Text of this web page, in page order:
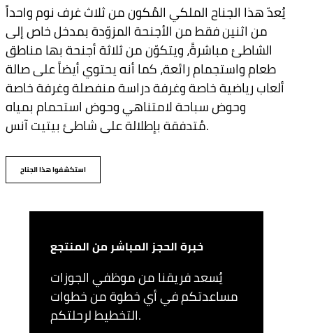
يُعدّ هذا الجناح الملكي المُكون من ثلاث غرف نوم واحداً
من اثنين فقط من الأجنحة المزوّدة بمدخل خاص إلى
الشاطئ مباشرةً، ويتكوّن من ثلاثة أجنحة بها مناطق
طعام واستجمام رائعة، كما أنه يحتوي أيضاً على صالة
ألعاب رياضية خاصة وغرفة دراسة منفصلة وغرفة خاصة
وحوض سباحة لامتناهي وحوض استحمام بمياه
مُتدفقة بإطلالة على شاطئ بيتيت آنس.
استكشفوا هذا الجناح
خبرة الحجز المباشر من المنتجع
يُسعد فريقنا من موظفي الجوزات
مساعدتكم في أي خطوة من خطوات
التخطيط لرحلتكم.